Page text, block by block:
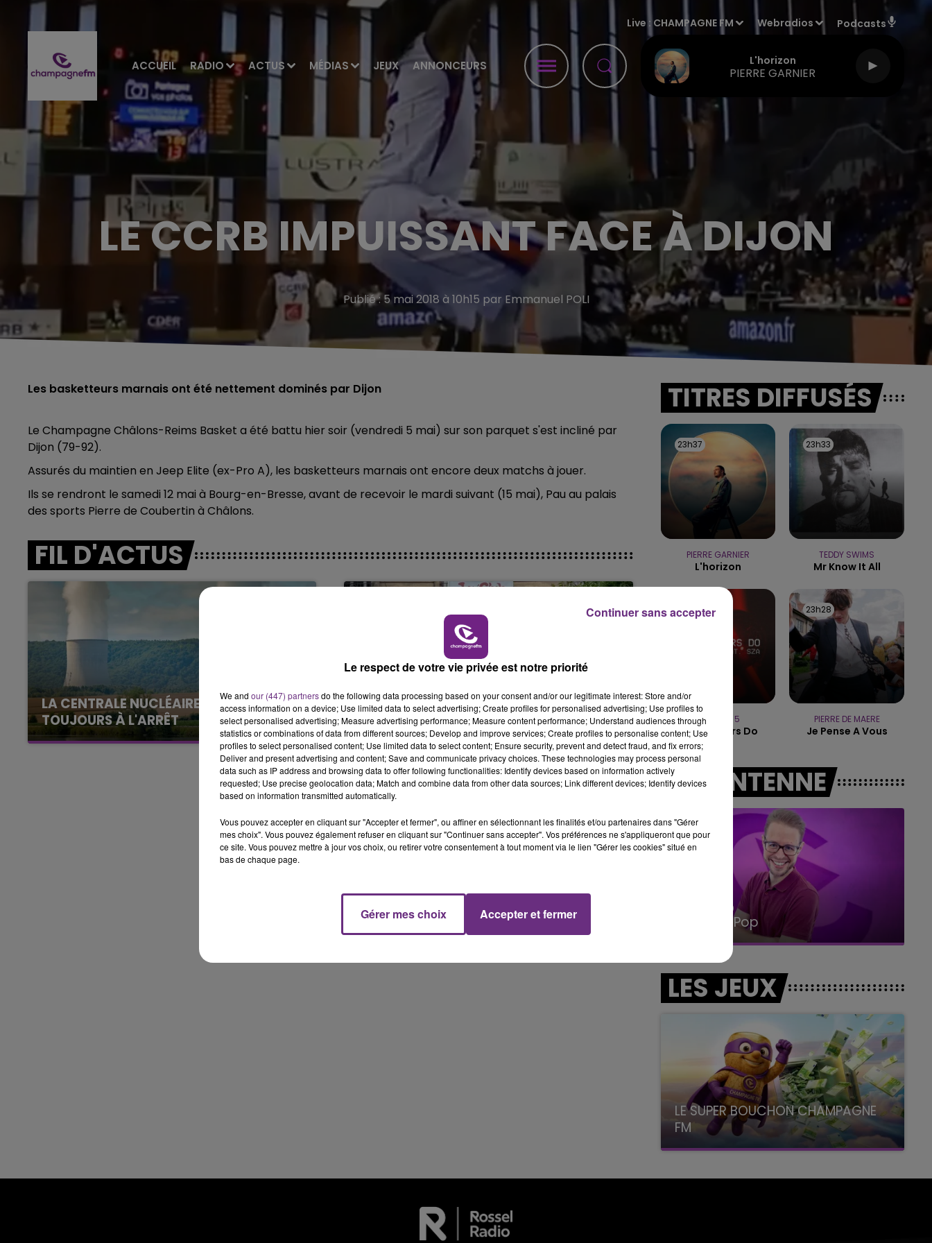
ACCUEIL RADIO ACTUS MÉDIAS JEUX ANNONCEURS
Live : CHAMPAGNE FM Webradios Podcasts
L'horizon
PIERRE GARNIER
CHAMPAGNE FM
10h00 - 14h00
LE TICKET DE CAISSE
LE CCRB IMPUISSANT FACE À DIJON
Publié : 5 mai 2018 à 10h15 par Emmanuel POLI
Les basketteurs marnais ont été nettement dominés par Dijon
Le Champagne Châlons-Reims Basket a été battu hier soir (vendredi 5 mai) sur son parquet s'est incliné par
Dijon (79-92).
Assurés du maintien en Jeep Elite (ex-Pro A), les basketteurs marnais ont encore deux matchs à jouer.
Ils se rendront le samedi 12 mai à Bourg-en-Bresse, avant de recevoir le mardi suivant (15 mai), Pau au palais
des sports Pierre de Coubertin à Châlons.
FIL D'ACTUS
LA CENTRALE NUCLÉAIRE DE CHOOZ
TOUJOURS À L'ARRÊT
Cela fait déjà une semaine que la centrale
nucléaire ardennaise est à l'arrêt. Une situation
justifiée par la sécheresse intense qui est
LE MAGASIN JOUÉCLUB DE REIMS FERME
SES PORTES
C'était l'une des institutions du centre-ville
rémois. Le magasin JouéClub est contraint de
fermer ses portes.
TITRES DIFFUSÉS
23h37
23h37
PIERRE GARNIER
L'horizon
23h33
23h33
TEDDY SWIMS
Mr Know It All
23h31
23h31
MAROON 5
What Lovers Do
23h28
23h28
PIERRE DE MAERE
Je Pense A Vous
A L'ANTENNE
10h00 - 14h00
LE TICKET DE CAISSE
14h00 - 15h00
La Radio Pop
LES JEUX
LE SUPER BOUCHON CHAMPAGNE
FM
avec La Famille Champagne FM, à 8H10
Le respect de votre vie privée est notre priorité
We and our (447) partnersdo the following data processing based on your consent and/or our legitimate interest: Store and/or
access information on a device; Use limited data to select advertising; Create profiles for personalised advertising; Use profiles to
select personalised advertising; Measure advertising performance; Measure content performance; Understand audiences through
statistics or combinations of data from different sources; Develop and improve services; Create profiles to personalise content; Use
profiles to select personalised content; Use limited data to select content; Ensure security, prevent and detect fraud, and fix errors;
Deliver and present advertising and content; Save and communicate privacy choices. These technologies may process personal
data such as IP address and browsing data to offer following functionalities: Identify devices based on information actively
requested; Use precise geolocation data; Match and combine data from other data sources; Link different devices; Identify devices
based on information transmitted automatically.
Vous pouvez accepter en cliquant sur "Accepter et fermer", ou affiner en sélectionnant les finalités et/ou partenaires dans "Gérer
mes choix". Vous pouvez également refuser en cliquant sur "Continuer sans accepter". Vos préférences ne s'appliqueront que pour
ce site. Vous pouvez mettre à jour vos choix, ou retirer votre consentement à tout moment via le lien "Gérer les cookies" situé en
bas de chaque page.
Gérer mes choix Accepter et fermer
Continuer sans accepter